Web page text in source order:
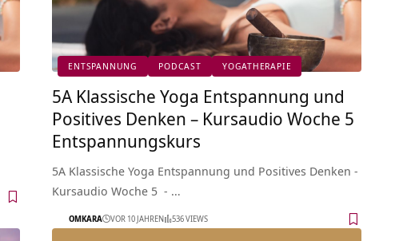
ENTSPANNUNG PODCAST YOGATHERAPIE
5A Klassische Yoga Entspannung und
Positives Denken – Kursaudio Woche 5
Entspannungskurs
5A Klassische Yoga Entspannung und Positives Denken -
Kursaudio Woche 5 - …
OMKARA VOR 10 JAHREN 536 VIEWS